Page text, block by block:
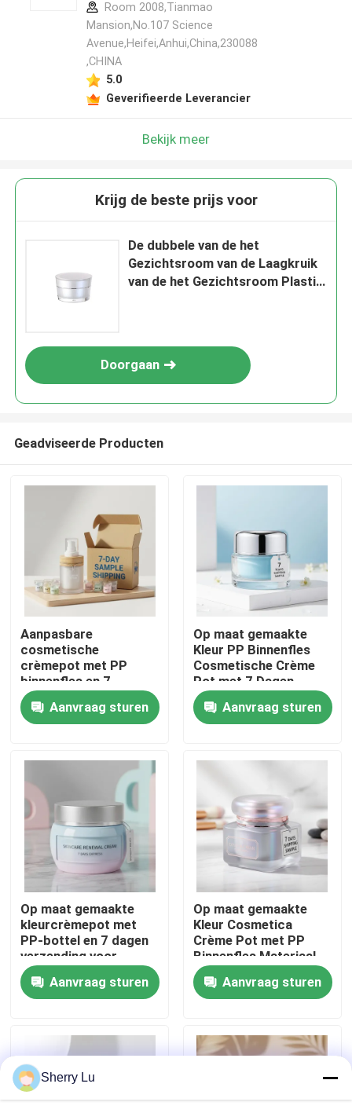
Thuis
Producten
Over ons
Fabrieksreis
Kwaliteitscontrole
Contacteer ons
Vraag een offerte aan
kosmetische lotionfles
Kosmetische Roomkruik
Room 2008,Tianmao
Mansion,No.107 Science
Avenue,Heifei,Anhui,China,230088
,CHINA
5.0
Geverifieerde Leverancier
Bekijk meer
Krijg de beste prijs voor
De dubbele van de het
Gezichtsroom van de Laagkruik
van de het Gezichtsroom Plastic
Doorgaan
Geadviseerde Producten
Aanpasbare
cosmetische
crèmepot met PP
binnenfles en 7-
daagse
monsterverzending
Aanvraag sturen
Op maat gemaakte
Kleur PP Binnenfles
Cosmetische Crème
Pot met 7 Dagen
Verzending Monster
voor Huidverzorging
Crème Verpakking
Aanvraag sturen
Op maat gemaakte
kleurcrèmepot met
PP-bottel en 7 dagen
verzending voor
huidverzorgingspakket
Aanvraag sturen
Op maat gemaakte
Kleur Cosmetica
Crème Pot met PP
Binnenfles Materiaal
en 7 Dagen Verzending
SampleAanvraag sturen
Sherry Lu